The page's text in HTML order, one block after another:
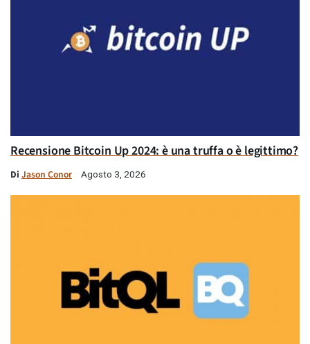
Recensione Bitcoin Up 2024: è una truffa o è legittimo?
Di Jason Conor Agosto 3, 2026